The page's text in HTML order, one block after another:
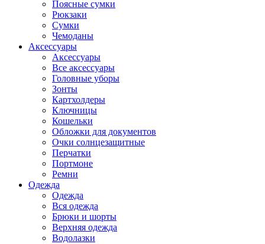
Поясные сумки
Рюкзаки
Сумки
Чемоданы
Аксессуары
Аксессуары
Все аксессуары
Головные уборы
Зонты
Картхолдеры
Ключницы
Кошельки
Обложки для документов
Очки солнцезащитные
Перчатки
Портмоне
Ремни
Одежда
Одежда
Вся одежда
Брюки и шорты
Верхняя одежда
Водолазки